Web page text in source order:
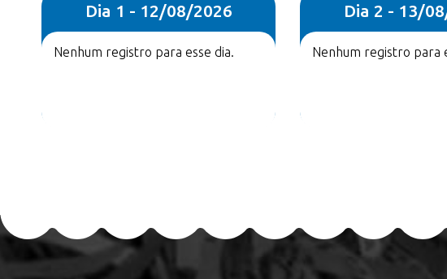
Dia 1 - 12/08/2026
Nenhum registro para esse dia.
Dia 2 - 13/
Nenhum registro para